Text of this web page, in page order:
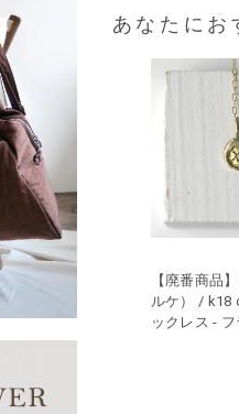
あなたにお
【廃番商品
ルケ） / k18
ックレス -